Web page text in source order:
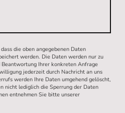
die oben angegebenen Daten
werden. Die Daten werden nur zu
Ihrer konkreten Anfrage
jederzeit durch Nachricht an uns
werden Ihre Daten umgehend gelöscht,
nicht lediglich die Sperrung der Daten
entnehmen Sie bitte unserer